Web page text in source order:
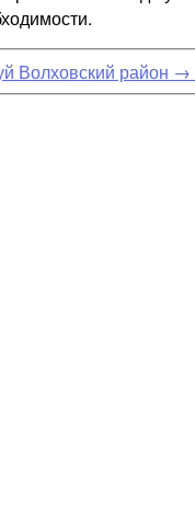
Волховский район →